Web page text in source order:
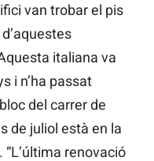
van trobar el pis
italiana va
i n’ha passat
del carrer de
de juliol està en la
renovació